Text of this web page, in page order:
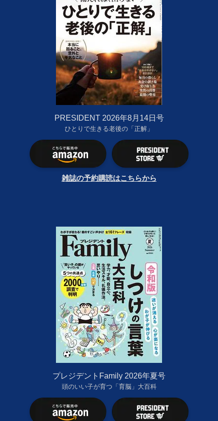
PRESIDENT 2026年8月14日号
ひとりで生きる老後の「正解」
雑誌の予約購読はこちらから
プレジデントFamily 2026年夏号
頭のいい子が育つ「育脳」大百科